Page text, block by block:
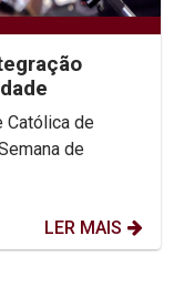
de
LER MAIS